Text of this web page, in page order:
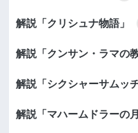
解説「クリシュナ物語」
解説「クンサン・ラマの教
解説「シクシャーサムッ
解説「マハームドラーの月